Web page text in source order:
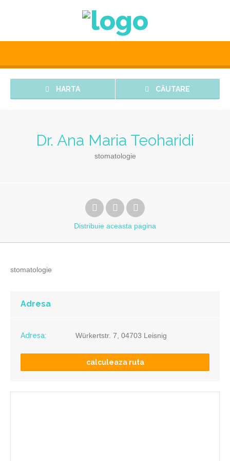
HARTA CĂUTARE
Dr. Ana Maria Teoharidi
stomatologie
Distribuie aceasta pagina
stomatologie
Adresa
Adresa: Würkertstr. 7, 04703 Leisnig
calculeaza ruta